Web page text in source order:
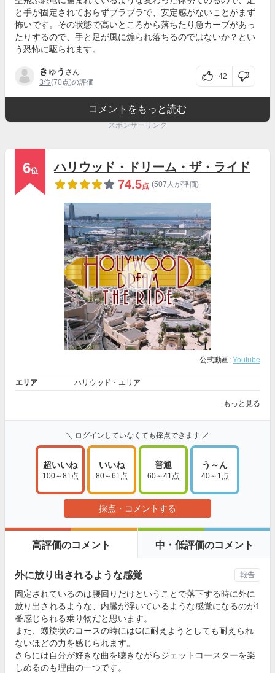
と手が固定されておらずブラブラで、安定感がないことがまず
怖いです。その状態で高いところから落ちたり急カーブがあっ
たりするので、手と足が風に煽られ落ちるのではないか？とい
う恐怖に駆られます。
きゅう さん
3位(70点)の評価
42
コメントをもっと読む
スポンサーリンク
6位
ハリウッド・ドリーム・ザ・ライド
74.5点 (507人が評価)
公式動画: Youtube
エリア ハリウッド・エリア
もっと見る
＼ ログインしていなくても採点できます ／
超いいね
100～81点
いいね
80～61点
普通
60～41点
う～ん
40～1点
採点・コメントする
高評価のコメント 中・低評価のコメント
外に放り出されるような感覚
固定されているのは腰回りだけということで落下する時に外に
放り出されるような、内臓が浮いているような感覚になるのが1
番感じられる乗り物だと思います。
また、螺旋状のコースの時にはGに耐えようとしても耐えられ
ないほどの力を感じられます。
さらには自分が好きな曲を聴きながらジェットコースターを楽
しめるのも理由の一つです。
報告